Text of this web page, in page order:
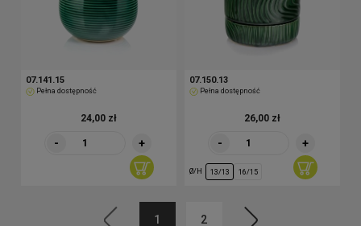
07.141.15
Pełna dostępność
24,00 zł
- +
07.150.13
Pełna dostępność
26,00 zł
- +
Ø/H 13/13 16/15
1 2